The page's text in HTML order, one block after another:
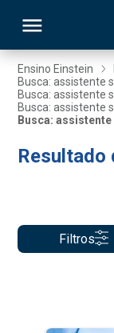
Ensino Einstein
Busca: assistente
Busca: assistente
Busca: assistente
Busca: assistente
Resultado
Filtros